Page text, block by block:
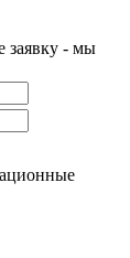
заявку - мы